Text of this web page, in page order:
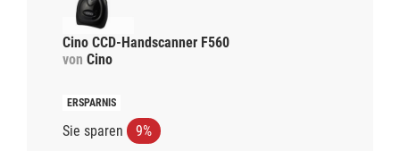
Cino CCD-Handscanner F560
von Cino
Sie sparen 9%